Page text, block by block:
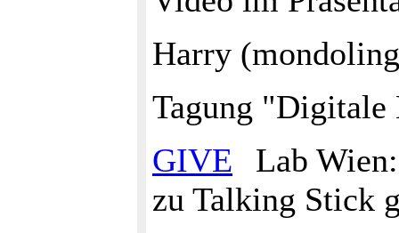
Harry
Tagung
GIVE
Lab
zu Talking Stick